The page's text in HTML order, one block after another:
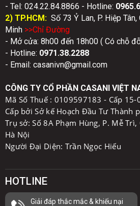
- Tel: 024.22.84.8866 - Hotline: 0
2) TP.HCM: Số 73 Ỷ Lan, P. Hiệp Tân,
Minh >>Chỉ Đường
- Mở cửa: 8h00 đến 18h00 ( Có chỗ
- Hotline: 0971.38.2288
- Email: casanivn@gmail.com
CÔNG TY CỔ PHẦN CASANI VIỆT
Mã Số Thuế : 0109597183 - Cấp 15-
Cấp bởi Sở kế Hoạch Đầu Tư Thành
Trụ sở: Số 8A Phạm Hùng, P. Mễ
Hà Nội
Người Đại Diện: Trần Ngọc Hiếu
HOTLINE
Giải đáp thắc mắc & khiếu nại